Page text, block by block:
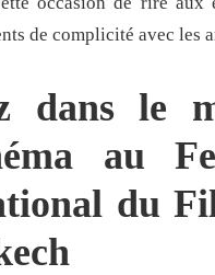
de complicité avec les
dans le
au
du